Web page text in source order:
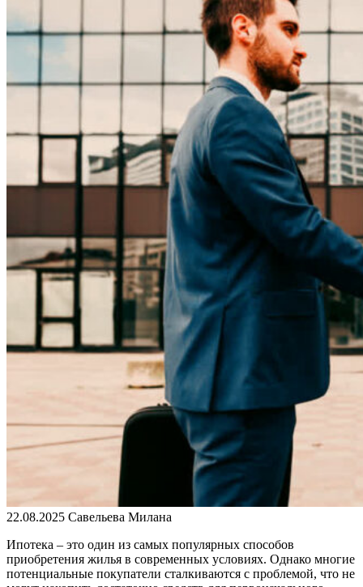
22.08.2025 Савельева Милана
Ипотека – это один из самых популярных способов
приобретения жилья в современных условиях. Однако многие
потенциальные покупатели сталкиваются с проблемой, что не